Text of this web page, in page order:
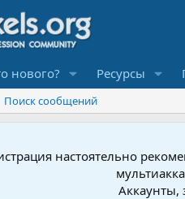
нового? Ресурсы
Поиск сообщений
настоятельно
Аккаунты,